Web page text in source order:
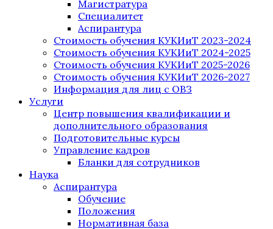
Магистратура
Специалитет
Аспирантура
Стоимость обучения КУКИиТ 2023-2024
Стоимость обучения КУКИиТ 2024-2025
Стоимость обучения КУКИиТ 2025-2026
Стоимость обучения КУКИиТ 2026-2027
Информация для лиц с ОВЗ
Услуги
Центр повышения квалификации и
дополнительного образования
Подготовительные курсы
Управление кадров
Бланки для сотрудников
Наука
Аспирантура
Обучение
Положения
Нормативная база